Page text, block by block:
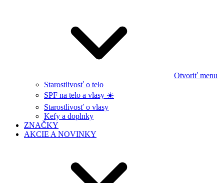
Otvoriť menu
Starostlivosť o telo
SPF na telo a vlasy ☀️
Starostlivosť o vlasy
Kefy a doplnky
ZNAČKY
AKCIE A NOVINKY